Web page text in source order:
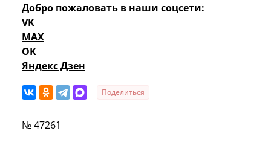
Добро пожаловать в наши соцсети:
VK
MAX
OK
Яндекс Дзен
Поделиться
№ 47261